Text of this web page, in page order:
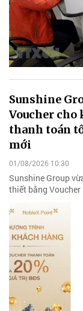
Sunshine
Voucher
thanh toán
mới
01/08/2026 10:30
Sunshine Group
thiết bằng Voucher